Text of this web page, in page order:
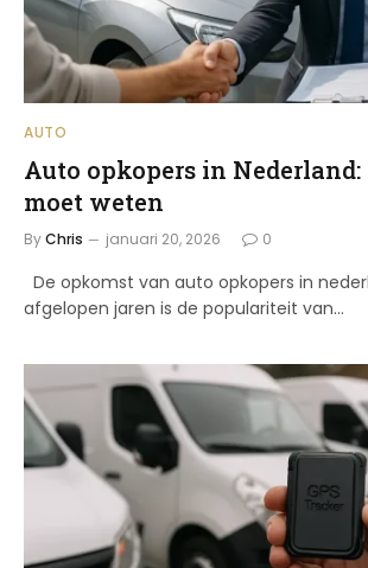
AUTO
Auto opkopers in
moet weten
ByChris januari 20, 2026 0
De opkomst van auto opkopers in
afgelopen jaren is de populariteit van…